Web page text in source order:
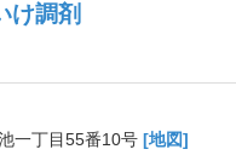
け調剤
一丁目55番10号 [地図]